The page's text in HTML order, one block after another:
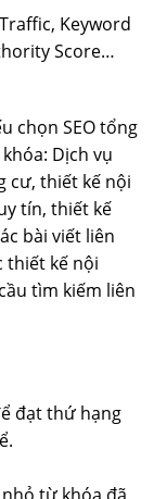
Keyword
Score…
chọn SEO tổng
Dịch vụ
cư, thiết kế nội
tín, thiết kế
bài viết liên
thiết kế nội
tìm kiếm liên
đạt thứ hạng